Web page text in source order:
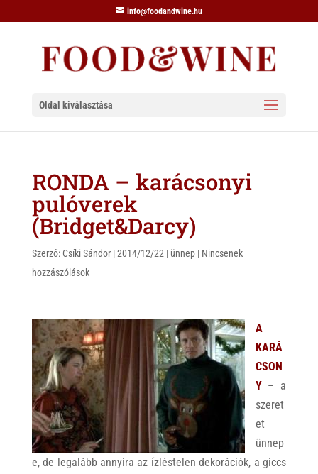
info@foodandwine.hu
Oldal kiválasztása
RONDA – karácsonyi
pulóverek
(Bridget&Darcy)
Szerző: Csíki Sándor|2014/12/22 | ünnep| Nincsenek
hozzászólások
A
KARÁ
CSON
Y– a
szeret
et
ünnep
e, de legalább annyira az ízléstelen dekorációk, a giccs